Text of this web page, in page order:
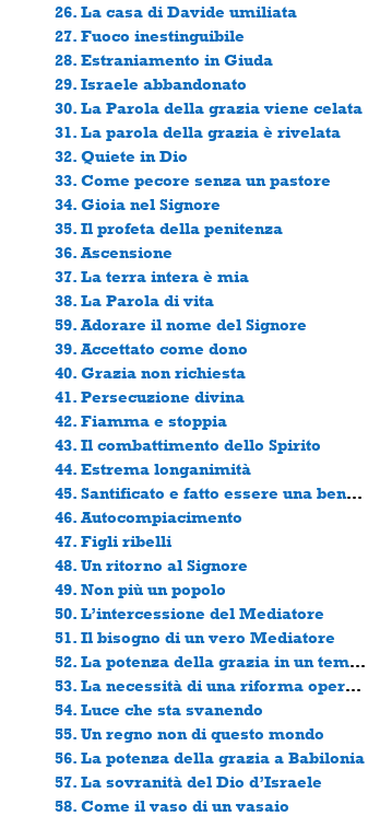
26. La casa di Davide umiliata
27. Fuoco inestinguibile
28. Estraniamento in Giuda
29. Israele abbandonato
30. La Parola della grazia viene celata
31. La parola della grazia è rivelata
32. Quiete in Dio
33. Come pecore senza un pastore
34. Gioia nel Signore
35. Il profeta della penitenza
36. Ascensione
37. La terra intera è mia
38. La Parola di vita
59. Adorare il nome del Signore
39. Accettato come dono
40. Grazia non richiesta
41. Persecuzione divina
42. Fiamma e stoppia
43. Il combattimento dello Spirito
44. Estrema longanimità
45. Santificato e fatto essere una benedizione
46. Autocompiacimento
47. Figli ribelli
48. Un ritorno al Signore
49. Non più un popolo
50. L’intercessione del Mediatore
51. Il bisogno di un vero Mediatore
52. La potenza della grazia in un tempo di giudizio
53. La necessità di una riforma operata dallo Spirito
54. Luce che sta svanendo
55. Un regno non di questo mondo
56. La potenza della grazia a Babilonia
57. La sovranità del Dio d’Israele
58. Come il vaso di un vasaio